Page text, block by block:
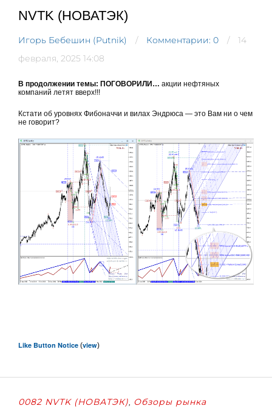
NVTK (НОВАТЭК)
Игорь Бебешин (Putnik) Комментарии: 0
14
февраля, 2025 14:08
В продолжении темы: ПОГОВОРИЛИ… акции нефтяных
компаний летят вверх!!!
Кстати об уровнях Фибоначчи и вилах Эндрюса — это Вам ни о чем
не говорит?
Like Button Notice (view)
0082 NVTK (НОВАТЭК), Обзоры рынка